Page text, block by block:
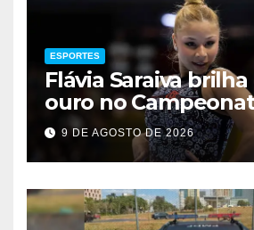
ESPORTES
Flávia Saraiva brilha
ouro no
Brasileiro de
9 DE AGOSTO DE 2026